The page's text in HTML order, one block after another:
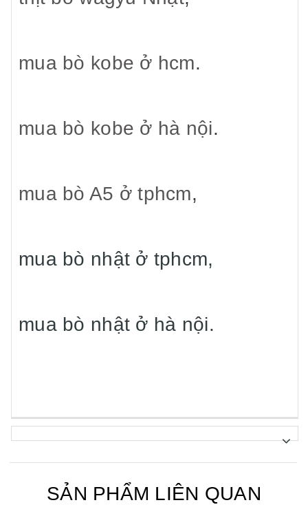
mua bò kobe ở hcm.
mua bò kobe ở hà nội.
mua bò A5 ở tphcm,
mua bò nhật ở tphcm,
mua bò nhật ở hà nội.
SẢN PHẨM LIÊN QUAN